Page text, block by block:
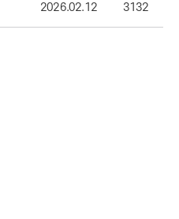
2026.02.12 3132